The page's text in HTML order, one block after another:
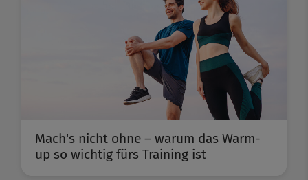
Mach's nicht ohne – warum das Warm-
up so wichtig fürs Training ist